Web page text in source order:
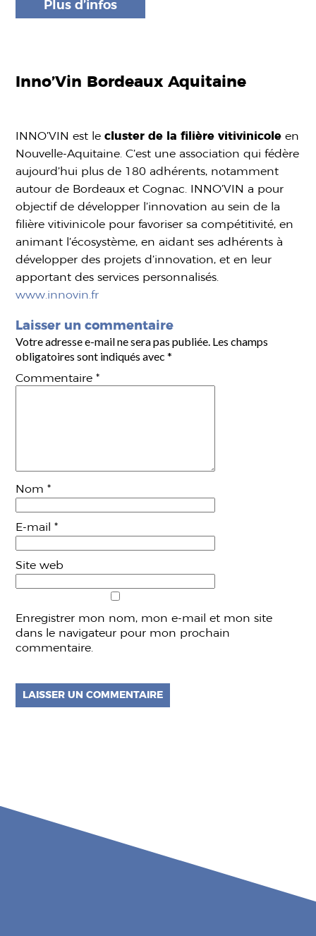
Plus d’infos
Inno’Vin Bordeaux Aquitaine
INNO’VIN est lecluster de la filière vitivinicole en
Nouvelle-Aquitaine. C’est une association qui fédère
aujourd’hui plus de 180 adhérents, notamment
autour de Bordeaux et Cognac. INNO’VIN a pour
objectif de développer l’innovation au sein de la
filière vitivinicole pour favoriser sa compétitivité, en
animant l’écosystème, en aidant ses adhérents à
développer des projets d’innovation, et en leur
apportant des services personnalisés.
www.innovin.fr
Laisser un commentaire
Votre adresse e-mail ne sera pas publiée. Les champs
obligatoires sont indiqués avec*
Commentaire*
Nom*
E-mail*
Site web
Enregistrer mon nom, mon e-mail et mon site
dans le navigateur pour mon prochain
commentaire.